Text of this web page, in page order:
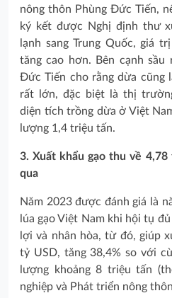
nông thôn Phùng Đức Tiến,
ký kết được Nghị định thư
lạnh sang Trung Quốc, giá
tăng cao hơn. Bên cạnh sầu
Đức Tiến cho rằng dừa cũng
rất lớn, đặc biệt là thị
diện tích trồng dừa ở Việt
lượng 1,4 triệu tấn.
3. Xuất khẩu gạo thu về 4,78
qua
Năm 2023 được đánh giá là
lúa gạo Việt Nam khi hội tụ
lợi và nhân hòa, từ đó, giúp
tỷ USD, tăng 38,4% so với
lượng khoảng 8 triệu tấn
nghiệp và Phát triển nông